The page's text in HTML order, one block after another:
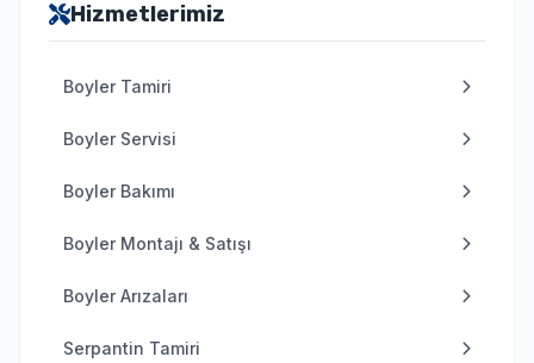
Hizmetlerimiz
Boyler Tamiri
Boyler Servisi
Boyler Bakımı
Boyler Montajı & Satışı
Boyler Arızaları
Serpantin Tamiri